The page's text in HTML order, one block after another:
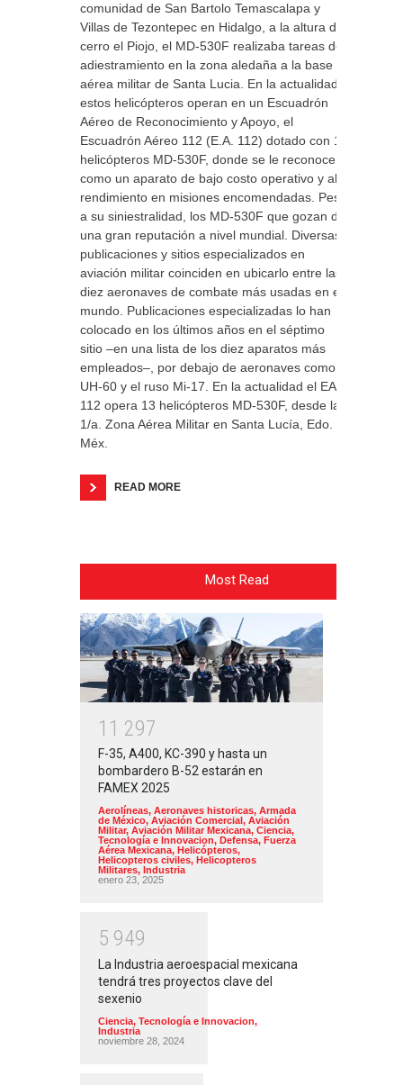
comunidad de San Bartolo Temascalapa y
Villas de Tezontepec en Hidalgo, a la altura del
cerro el Piojo, el MD-530F realizaba tareas de
adiestramiento en la zona aledaña a la base
aérea militar de Santa Lucia. En la actualidad
estos helicópteros operan en un Escuadrón
Aéreo de Reconocimiento y Apoyo, el
Escuadrón Aéreo 112 (E.A. 112) dotado con 11
helicópteros MD-530F, donde se le reconoce
como un aparato de bajo costo operativo y alto
rendimiento en misiones encomendadas. Pese
a su siniestralidad, los MD-530F que gozan de
una gran reputación a nivel mundial. Diversas
publicaciones y sitios especializados en
aviación militar coinciden en ubicarlo entre las
diez aeronaves de combate más usadas en el
mundo. Publicaciones especializadas lo han
colocado en los últimos años en el séptimo
sitio –en una lista de los diez aparatos más
empleados–, por debajo de aeronaves como el
UH-60 y el ruso Mi-17. En la actualidad el EA
112 opera 13 helicópteros MD-530F, desde la
1/a. Zona Aérea Militar en Santa Lucía, Edo.
Méx.
READ MORE
Most Read
1 1 297
F-35, A400, KC-390 y hasta un
bombardero B-52 estarán en
FAMEX 2025
Aerolíneas, Aeronaves historicas, Armada
de México, Aviación Comercial, Aviación
Militar, Aviación Militar Mexicana, Ciencia,
Tecnología e Innovacion, Defensa, Fuerza
Aérea Mexicana, Helicópteros,
Helicopteros civiles, Helicopteros
Militares, Industria
enero 23, 2025
5 949
La Industria aeroespacial mexicana
tendrá tres proyectos clave del
sexenio
Ciencia, Tecnología e Innovacion,
Industria
noviembre 28, 2024